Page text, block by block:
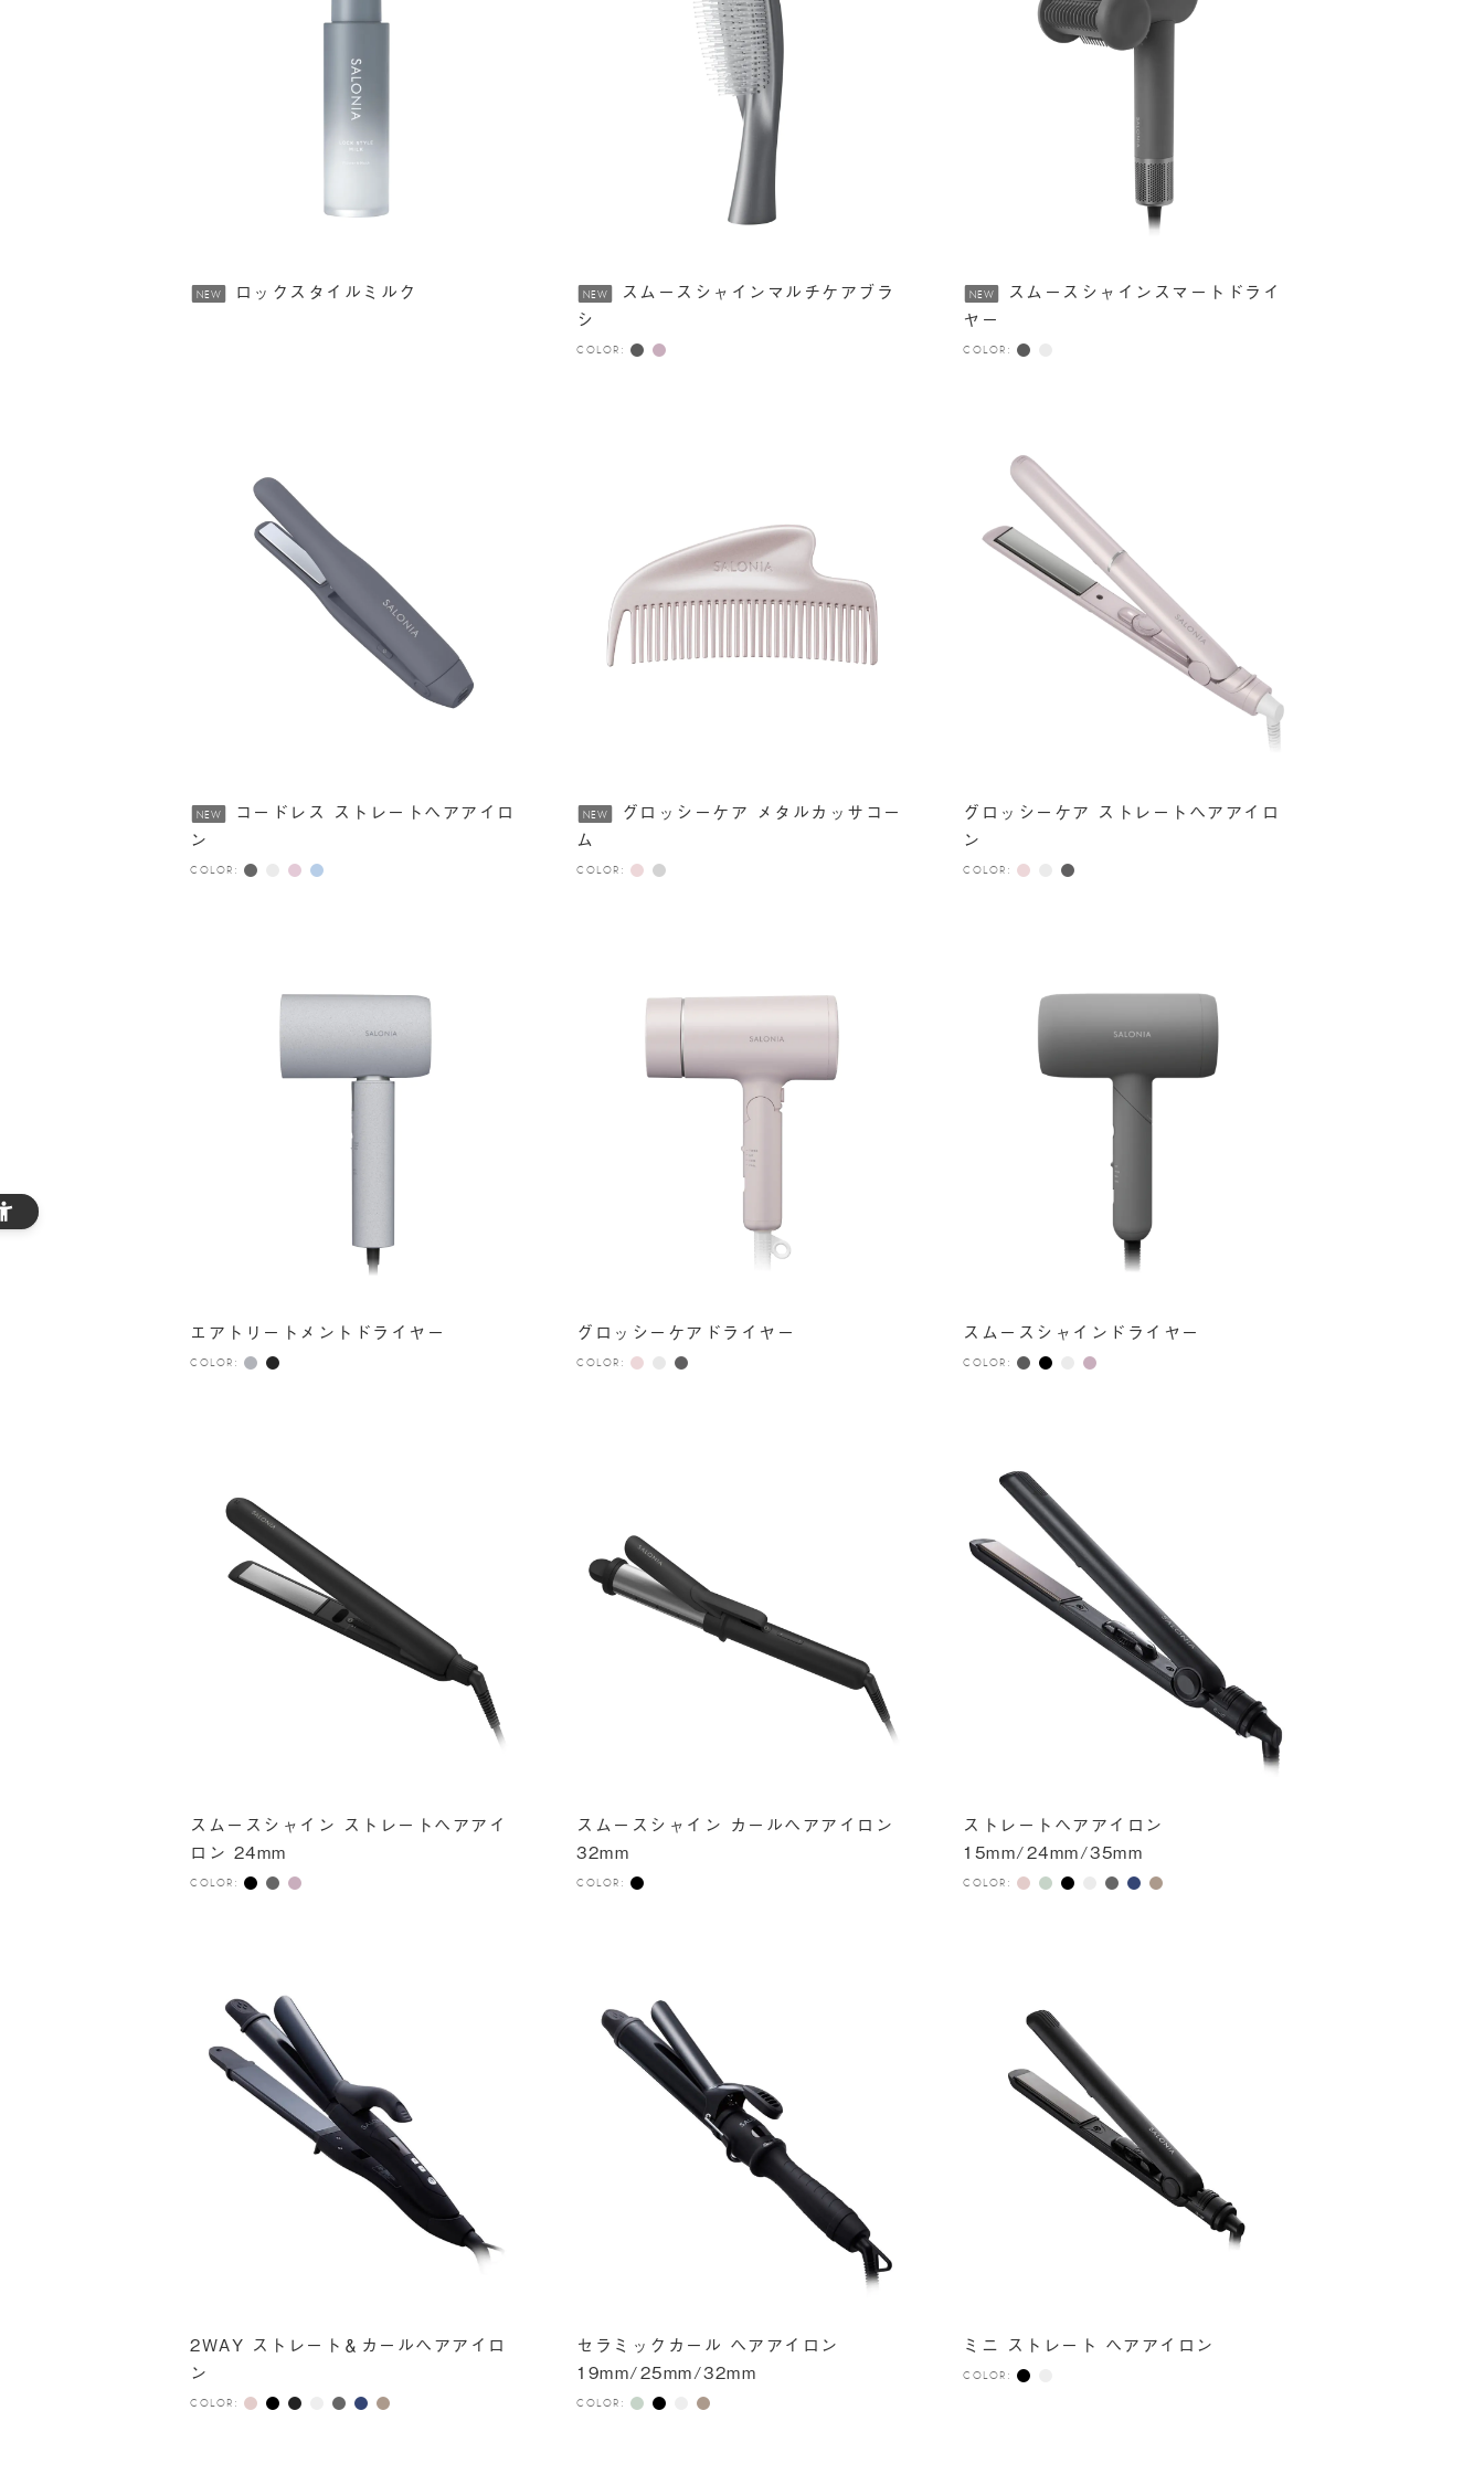
NEW ロックスタイルミルク NEW
スムースシャインマルチケアブラ
シ
COLOR:
NEW
スムースシャインスマートドライ
ヤー
COLOR:
NEW
コードレス ストレートヘアアイロ
ン
COLOR:
NEW
グロッシーケア メタルカッサコー
ム
COLOR:
グロッシーケア ストレートヘアアイロ
ン
COLOR:
エアトリートメントドライヤー
COLOR:
グロッシーケアドライヤー
COLOR:
スムースシャインドライヤー
COLOR:
スムースシャイン ストレートヘアアイ
ロン 24mm
COLOR:
スムースシャイン カールヘアアイロン
32mm
COLOR:
ストレートヘアアイロン
15mm/24mm/35mm
COLOR:
2WAY ストレート＆カールヘアアイロ
ン
COLOR:
セラミックカール ヘアアイロン
19mm/25mm/32mm
COLOR:
ミニ ストレート ヘアアイロン
COLOR: